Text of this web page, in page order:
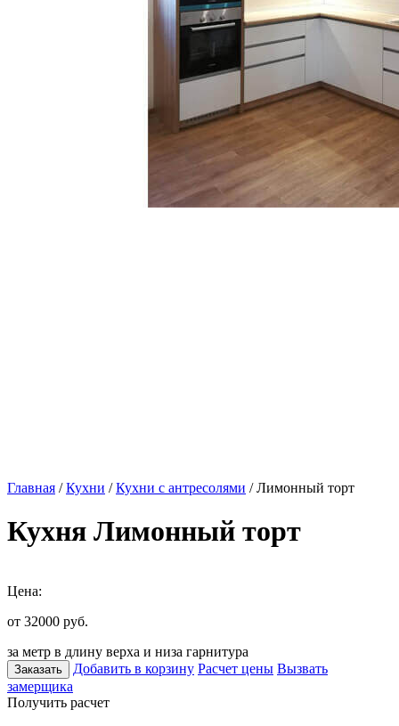
Главная /Кухни /Кухни с антресолями / Лимонный торт
Кухня Лимонный торт
Цена:
от 32000 руб.
за метр в длину верха и низа гарнитура
Заказать Добавить в корзину Расчет цены Вызвать
замерщика
Получить расчет